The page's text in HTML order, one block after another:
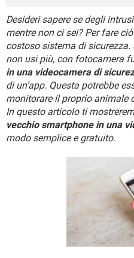
HARDWARE
INSTAGRAM
TIKTOK
HARDWARE
iOS
INSTAGRAM
TIKTOK
HARDWARE
COVID-19
INTRATTENIMENTO
iOS
INSTAGRAM
TIKTOK
HARDWARE
Desideri sapere se degli
mentre non ci sei? Per fare
costoso sistema di
non usi più, con fotocamera
in una videocamera di
di un’app. Questa potrebbe
monitorare il proprio animale
In questo articolo ti
vecchio smartphone in una
modo semplice e gratuito.